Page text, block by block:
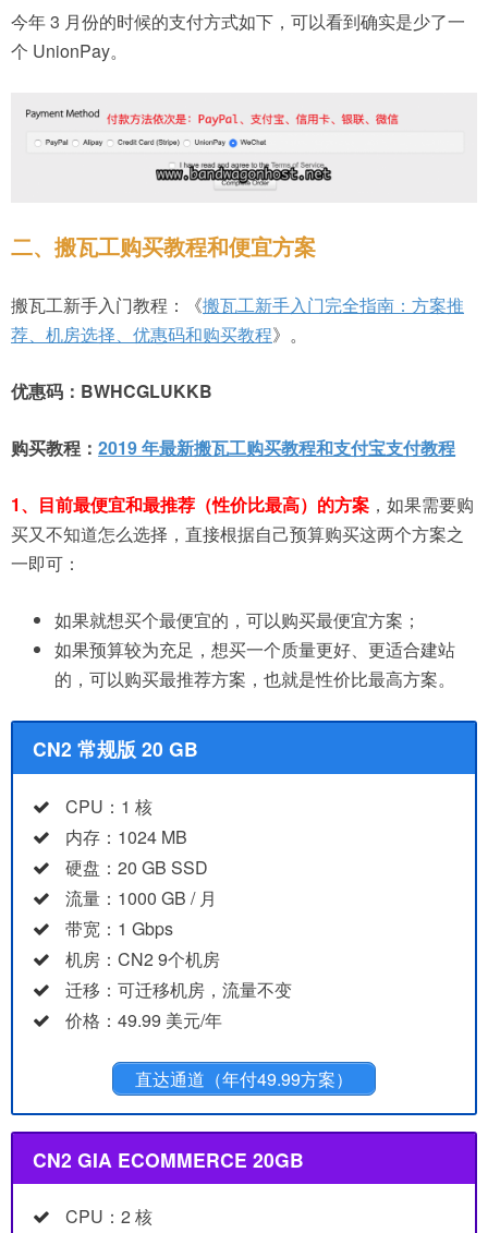
今年 3 月份的时候的支付方式如下，可以看到确实是少了一
个 UnionPay。
二、搬瓦工购买教程和便宜方案
搬瓦工新手入门教程：《搬瓦工新手入门完全指南：方案推
荐、机房选择、优惠码和购买教程》。
优惠码：BWHCGLUKKB
购买教程： 2019 年最新搬瓦工购买教程和支付宝支付教程
1、 目前最便宜和最推荐（性价比最高）的方案 ，如果需要购
买又不知道怎么选择，直接根据自己预算购买这两个方案之
一即可：
如果就想买个最便宜的，可以购买最便宜方案；
如果预算较为充足，想买一个质量更好、更适合建站
的，可以购买最推荐方案，也就是性价比最高方案。
CN2 常规版 20 GB
CPU：1 核
内存：1024 MB
硬盘：20 GB SSD
流量：1000 GB / 月
带宽：1 Gbps
机房：CN2 9个机房
迁移：可迁移机房，流量不变
价格：49.99 美元/年
直达通道（年付49.99方案）
CN2 GIA ECOMMERCE 20GB
CPU：2 核